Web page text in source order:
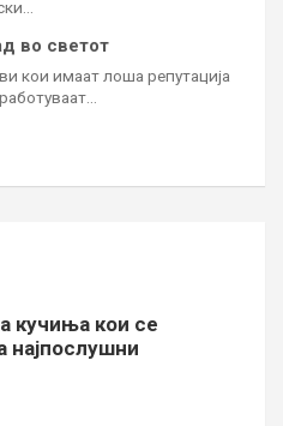
во светот
кои имаат лоша репутација
кучиња кои се
најпослушни